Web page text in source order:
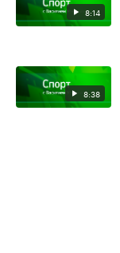
8:14
8:38